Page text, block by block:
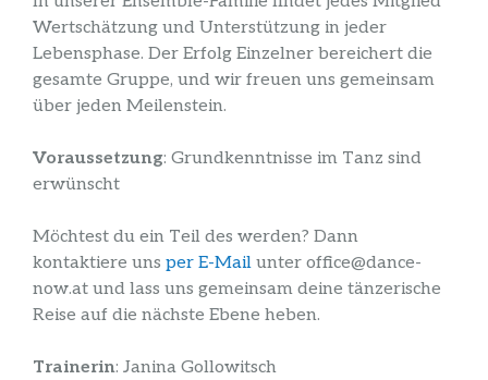
Wertschätzung und Unterstützung in jeder
Lebensphase. Der Erfolg Einzelner bereichert die
gesamte Gruppe, und wir freuen uns gemeinsam
über jeden Meilenstein.
Voraussetzung: Grundkenntnisse im Tanz sind
erwünscht
Möchtest du ein Teil des werden? Dann
kontaktiere uns per E-Mail unter office@dance-
now.at und lass uns gemeinsam deine tänzerische
Reise auf die nächste Ebene heben.
Trainerin: Janina Gollowitsch